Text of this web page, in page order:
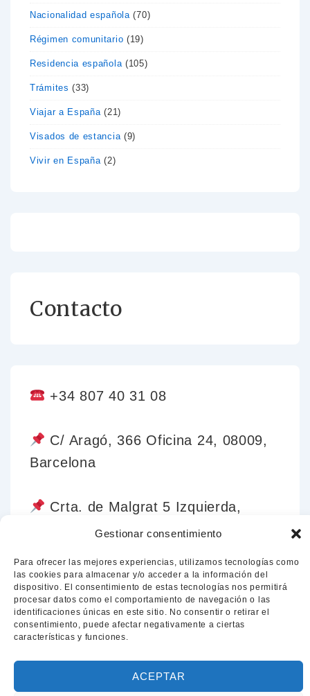
Gestionar consentimiento
Para ofrecer las mejores experiencias, utilizamos tecnologías como
las cookies para almacenar y/o acceder a la información del
dispositivo. El consentimiento de estas tecnologías nos permitirá
procesar datos como el comportamiento de navegación o las
identificaciones únicas en este sitio. No consentir o retirar el
consentimiento, puede afectar negativamente a ciertas
características y funciones.
ACEPTAR
Nacionalidad española(70)
Régimen comunitario (19)
Residencia española(105)
Trámites (33)
Viajar a España(21)
Visados de estancia(9)
Vivir en España(2)
Contacto
+34 807 40 31 08
C/ Aragó, 366 Oficina 24, 08009,
Barcelona
Crta. de Malgrat 5 Izquierda,
Blanes, 17300, Girona.
romulo.parra@icag.cat